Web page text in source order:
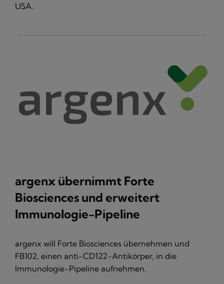
USA.
argenx übernimmt Forte
Biosciences und erweitert
Immunologie-Pipeline
argenx will Forte Biosciences übernehmen und
FB102, einen anti-CD122-Antikörper, in die
Immunologie-Pipeline aufnehmen.